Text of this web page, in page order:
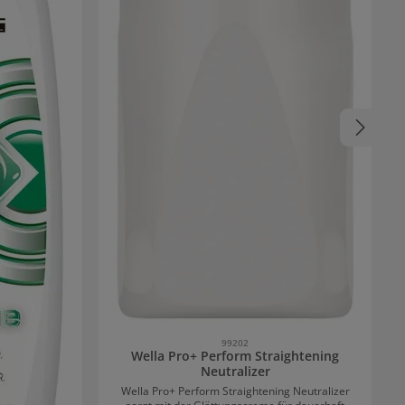
99202
Wella Pro+ Perform Straightening
Neutralizer
Wella Pro+ Perform Straightening Neutralizer